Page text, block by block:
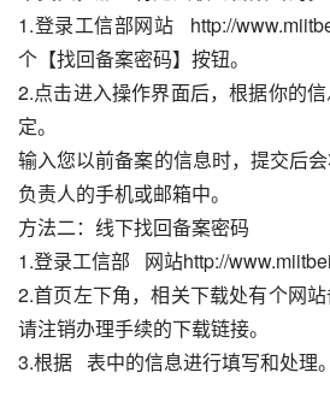
1.登录工信部网站   http://
个【找回备案密码】按钮。
2.点击进入操作界面后，根据你的
定。
输入您以前备案的信息时，提交后
负责人的手机或邮箱中。
方法二：线下找回备案密码
1.登录工信部   网站http://
2.首页左下角，相关下载处有个网
请注销办理手续的下载链接。
3.根据   表中的信息进行填写和处理。